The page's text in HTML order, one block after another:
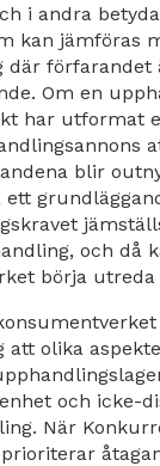
i andra
kan jämföras
där förfarandet
Om en
har utformat
blir
ett
och då
börja utreda
att olika
och icke-
När